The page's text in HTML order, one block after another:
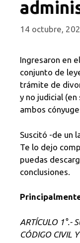
14 octubre,
Ingresaron en
conjunto de
trámite de
y no judicial
ambos
Suscitó -de un
Te lo dejo
puedas
conclusiones.
ARTÍCULO 1°.-
CÓDIGO CIVIL